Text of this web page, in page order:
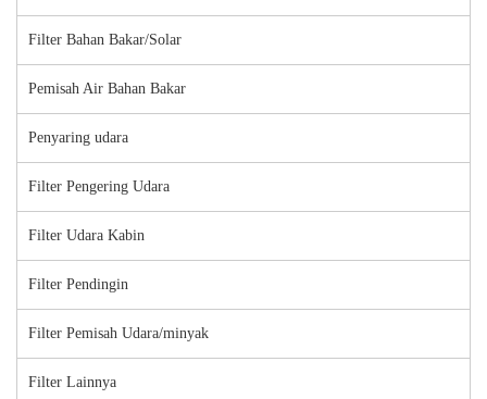
Filter Bahan Bakar/Solar
Pemisah Air Bahan Bakar
Penyaring udara
Filter Pengering Udara
Filter Udara Kabin
Filter Pendingin
Filter Pemisah Udara/minyak
Filter Lainnya